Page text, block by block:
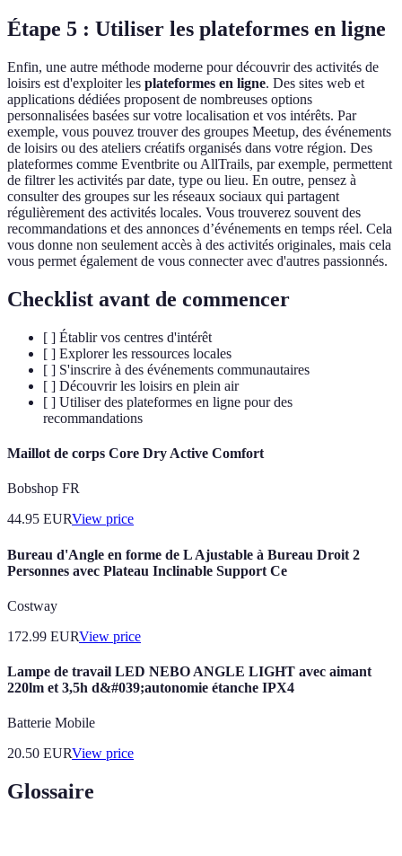
Étape 5 : Utiliser les plateformes en ligne
Enfin, une autre méthode moderne pour découvrir des activités de
loisirs est d'exploiter les plateformes en ligne. Des sites web et
applications dédiées proposent de nombreuses options
personnalisées basées sur votre localisation et vos intérêts. Par
exemple, vous pouvez trouver des groupes Meetup, des événements
de loisirs ou des ateliers créatifs organisés dans votre région. Des
plateformes comme Eventbrite ou AllTrails, par exemple, permettent
de filtrer les activités par date, type ou lieu. En outre, pensez à
consulter des groupes sur les réseaux sociaux qui partagent
régulièrement des activités locales. Vous trouverez souvent des
recommandations et des annonces d’événements en temps réel. Cela
vous donne non seulement accès à des activités originales, mais cela
vous permet également de vous connecter avec d'autres passionnés.
Checklist avant de commencer
[ ] Établir vos centres d'intérêt
[ ] Explorer les ressources locales
[ ] S'inscrire à des événements communautaires
[ ] Découvrir les loisirs en plein air
[ ] Utiliser des plateformes en ligne pour des
recommandations
Maillot de corps Core Dry Active Comfort
Bobshop FR
44.95 EURView price
Bureau d'Angle en forme de L Ajustable à Bureau Droit 2
Personnes avec Plateau Inclinable Support Ce
Costway
172.99 EURView price
Lampe de travail LED NEBO ANGLE LIGHT avec aimant
220lm et 3,5h d&#039;autonomie étanche IPX4
Batterie Mobile
20.50 EURView price
Glossaire